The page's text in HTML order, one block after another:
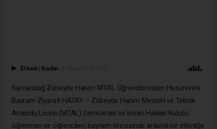
Erkek | Kadın
Samandağ Zübeyde Hanım MTAL Öğrencilerinden Huzurevine
Bayram Ziyareti HATAY – Zübeyde Hanım Mesleki ve Teknik
Anadolu Lisesi (MTAL) Demokrasi ve İnsan Hakları Kulübü
öğretmen ve öğrencileri, bayram öncesinde anlamlı bir etkinliğe